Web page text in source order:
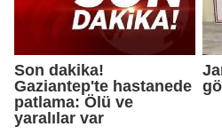
Son dakika!
Gaziantep'te hastanede
patlama: Ölü ve
yaralılar var